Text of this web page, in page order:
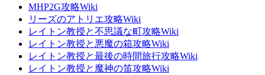
MHP2G攻略Wiki
リーズのアトリエ攻略Wiki
レイトン教授と不思議な町攻略Wiki
レイトン教授と悪魔の箱攻略Wiki
レイトン教授と最後の時間旅行攻略Wiki
レイトン教授と魔神の笛攻略Wiki